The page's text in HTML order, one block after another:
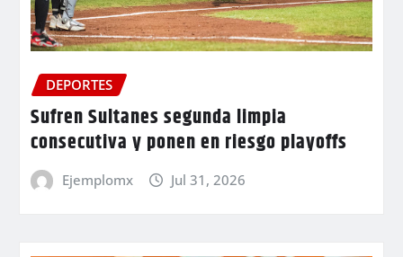
DEPORTES
Sufren Sultanes segunda limpia
consecutiva y ponen en riesgo playoffs
Ejemplomx Jul 31, 2026